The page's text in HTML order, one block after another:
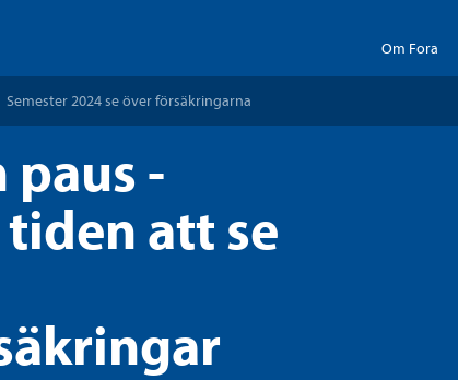
Om Fora
Semester 2024 se över försäkringarna
paus -
att se